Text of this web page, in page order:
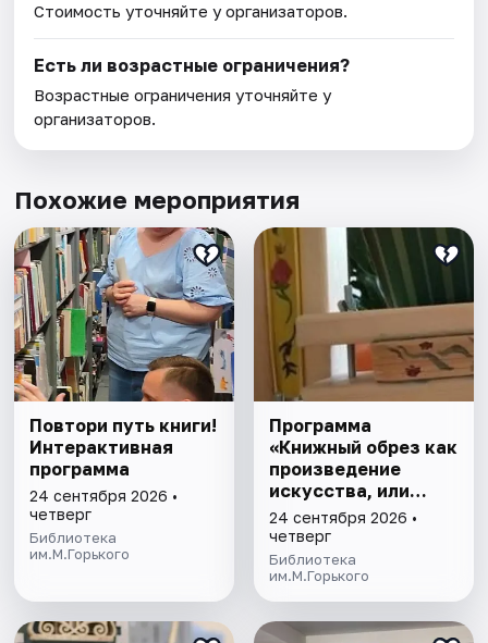
Стоимость уточняйте у организаторов.
Есть ли возрастные ограничения?
Возрастные ограничения уточняйте у
организаторов.
Похожие мероприятия
Повтори путь книги!
Интерактивная
программа
24 сентября 2026 •
четверг
Библиотека
им.М.Горького
Программа
«Книжный обрез как
произведение
искусства, или
Прикладная магия»
24 сентября 2026 •
четверг
Библиотека
им.М.Горького